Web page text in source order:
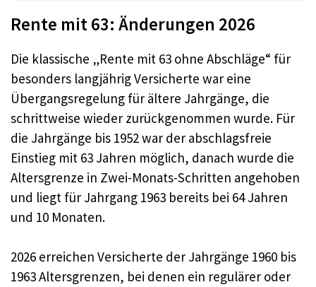
Rente mit 63: Änderungen 2026
Die klassische „Rente mit 63 ohne Abschläge“ für
besonders langjährig Versicherte war eine
Übergangsregelung für ältere Jahrgänge, die
schrittweise wieder zurückgenommen wurde. Für
die Jahrgänge bis 1952 war der abschlagsfreie
Einstieg mit 63 Jahren möglich, danach wurde die
Altersgrenze in Zwei-Monats-Schritten angehoben
und liegt für Jahrgang 1963 bereits bei 64 Jahren
und 10 Monaten.
2026 erreichen Versicherte der Jahrgänge 1960 bis
1963 Altersgrenzen, bei denen ein regulärer oder